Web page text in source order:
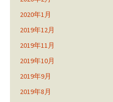
2020年1月
2019年12月
2019年11月
2019年10月
2019年9月
2019年8月